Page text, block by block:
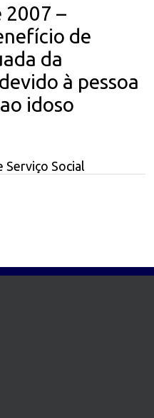
2007 –
de
da
à pessoa
idoso
Serviço Social